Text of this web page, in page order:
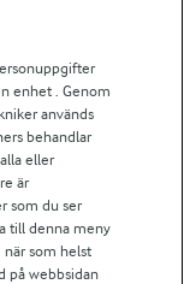
enhet . Genom
används
behandlar
eller
är
som du ser
till denna meny
som helst
på webbsidan